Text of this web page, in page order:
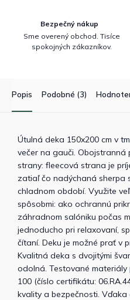
Bezpečný nákup
Sme overený obchod. Tisíce
spokojných zákazníkov.
Popis Podobné (3)
Útulná deka 150x200 cm v
večer na gauči. Obojstranná
strany: fleecová strana je
zatiaľ čo nadýchaná sherpa
chladnom období. Využite
spôsobmi: ako ochrannú
záhradnom salóniku počas
jednoducho pri relaxovaní,
čítaní. Deku je možné prať v
Kvalitná deka s dvojitými
odolná. Testované materiály
100 (číslo certifikátu:
kvality a bezpečnosti.